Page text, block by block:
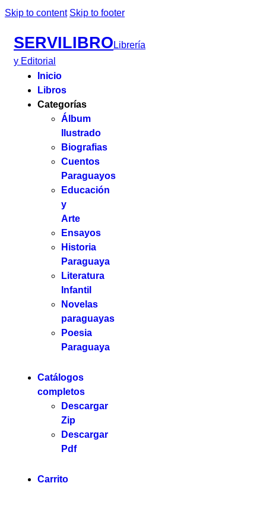
Skip to content Skip to footer
SERVILIBRO Librería
y Editorial
Inicio
Libros
Categorías
Álbum
Ilustrado
Biografias
Cuentos
Paraguayos
Educación
y
Arte
Ensayos
Historia
Paraguaya
Literatura
Infantil
Novelas
paraguayas
Poesia
Paraguaya
Catálogos
completos
Descargar
Zip
Descargar
Pdf
Carrito